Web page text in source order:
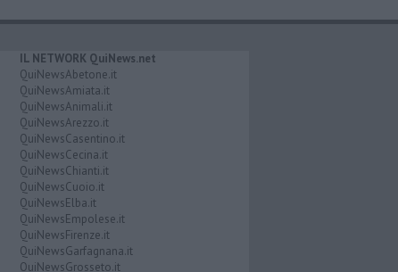
IL NETWORK QuiNews.net
QuiNewsAbetone.it
QuiNewsAmiata.it
QuiNewsAnimali.it
QuiNewsArezzo.it
QuiNewsCasentino.it
QuiNewsCecina.it
QuiNewsChianti.it
QuiNewsCuoio.it
QuiNewsElba.it
QuiNewsEmpolese.it
QuiNewsFirenze.it
QuiNewsGarfagnana.it
QuiNewsGrosseto.it